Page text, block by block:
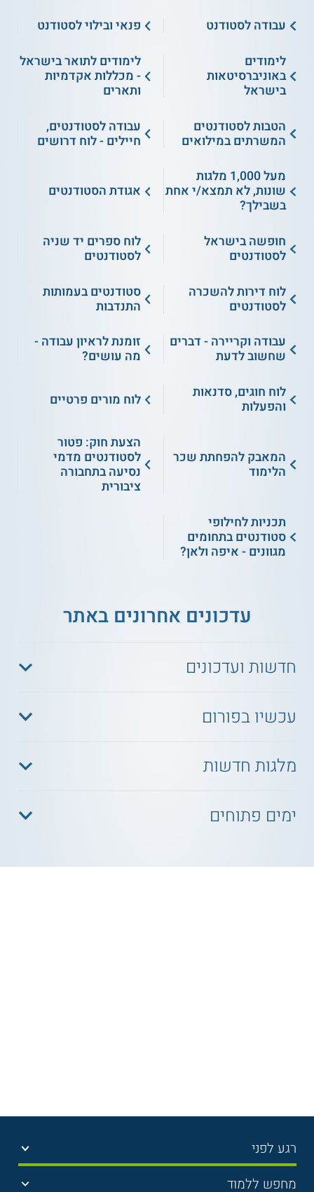
עבודה לסטודנט
פנאי ובילוי לסטודנט
לימודים
באוניברסיטאות
בישראל
לימודים לתואר בישראל
- מכללות אקדמיות
ותארים
הטבות לסטודנטים
המשרתים במילואים
עבודה לסטודנטים,
חיילים - לוח דרושים
מעל 1,000 מלגות
שונות, לא תמצא/י אחת
בשבילך?
אגודת הסטודנטים
חופשה בישראל
לסטודנטים
לוח ספרים יד שניה
לסטודנטים
לוח דירות להשכרה
לסטודנטים
סטודנטים בעמותות
התנדבות
עבודה וקריירה - דברים
שחשוב לדעת
זומנת לראיון עבודה -
מה עושים?
לוח חוגים, סדנאות
והפעלות
לוח מורים פרטיים
המאבק להפחתת שכר
הלימוד
הצעת חוק: פטור
לסטודנטים מדמי
נסיעה בתחבורה
ציבורית
תכניות לחילופי
סטודנטים בתחומים
מגוונים - איפה ולאן?
עדכונים אחרונים באתר
חדשות ועדכונים
עכשיו בפורום
מלגות חדשות
ימים פתוחים
רגע לפני
בחירת לימודים
מחפש ללמוד